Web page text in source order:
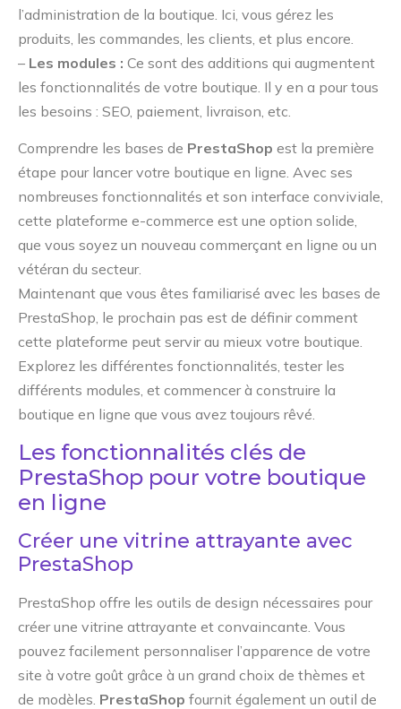
l’administration de la boutique. Ici, vous gérez les
produits, les commandes, les clients, et plus encore.
– Les modules : Ce sont des additions qui augmentent
les fonctionnalités de votre boutique. Il y en a pour tous
les besoins : SEO, paiement, livraison, etc.
Comprendre les bases de PrestaShop est la première
étape pour lancer votre boutique en ligne. Avec ses
nombreuses fonctionnalités et son interface conviviale,
cette plateforme e-commerce est une option solide,
que vous soyez un nouveau commerçant en ligne ou un
vétéran du secteur.
Maintenant que vous êtes familiarisé avec les bases de
PrestaShop, le prochain pas est de définir comment
cette plateforme peut servir au mieux votre boutique.
Explorez les différentes fonctionnalités, tester les
différents modules, et commencer à construire la
boutique en ligne que vous avez toujours rêvé.
Les fonctionnalités clés de
PrestaShop pour votre boutique
en ligne
Créer une vitrine attrayante avec
PrestaShop
PrestaShop offre les outils de design nécessaires pour
créer une vitrine attrayante et convaincante. Vous
pouvez facilement personnaliser l’apparence de votre
site à votre goût grâce à un grand choix de thèmes et
de modèles. PrestaShop fournit également un outil de